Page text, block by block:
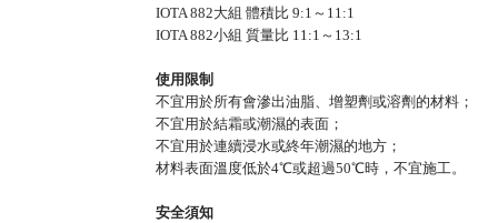
IOTA 882大組 體積比 9:1～11:1
IOTA 882小組 質量比 11:1～13:1
使用限制
不宜用於所有會滲出油脂、增塑劑或溶劑的材料；
不宜用於結霜或潮濕的表面；
不宜用於連續浸水或終年潮濕的地方；
材料表面溫度低於4℃或超過50℃時，不宜施工。
安全須知